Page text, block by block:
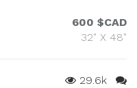
600 $CAD
32" X 48"
29.6k